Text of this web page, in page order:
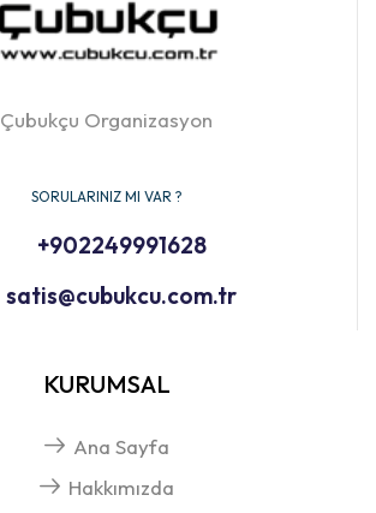
Çubukçu Organizasyon
SORULARINIZ MI VAR ?
+902249991628
satis@cubukcu.com.tr
KURUMSAL
Ana Sayfa
Hakkımızda